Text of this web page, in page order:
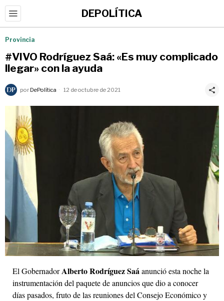
DEPOLÍTICA
Provincia
#VIVO Rodríguez Saá: «Es muy complicado
llegar» con la ayuda
por DePolítica 12 de octubre de 2021
El GobernadorAlberto Rodríguez Saáanunció esta noche la
instrumentación del paquete de anuncios que dio a conocer
días pasados, fruto de las reuniones del Consejo Económico y